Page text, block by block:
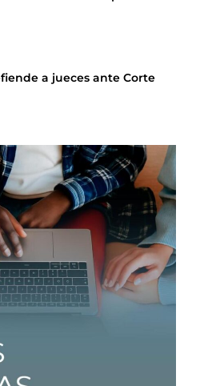
a jueces ante Corte